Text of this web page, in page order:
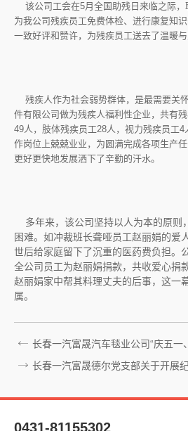
该公司工会在5月全国助残日来临之际，
为我公司残疾员工免费体检、进行康复知
一致好评和赞许，为残疾员工送去了温暖与
残疾人作为社会弱势群体，是最需要关
件有限公司做为残疾人福利性企业，共有
49人，肢体残疾员工28人，视力残疾员工
作岗位上兢兢业业，为圆满完成各项生产
更好更快地发展洒下了辛勤的汗水。
多年来，该公司坚持以人为本的原则
困难。如冲裁班长聋哑员工赵丽娟的爱
世后给家庭留下了沉重的医药费负担。
全公司员工为赵丽娟捐款，共收爱心捐
赵丽娟家中帮其料理丈夫的后事，这一
属。
长春一汽富晟汽车毯业公司“庆五一
长春一汽富晟德尔党支部关于开展
0431-81155302